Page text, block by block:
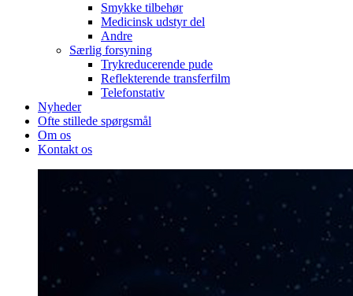
Smykke tilbehør
Medicinsk udstyr del
Andre
Særlig forsyning
Trykreducerende pude
Reflekterende transferfilm
Telefonstativ
Nyheder
Ofte stillede spørgsmål
Om os
Kontakt os